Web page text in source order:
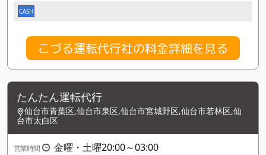
CASH
こづる運転代行社の料金詳細を見る
たんたん運転代行
仙台市青葉区,仙台市泉区,仙台市宮城野区,仙台市若林区,仙
台市太白区
営業時間
金曜・土曜20:00～03:00